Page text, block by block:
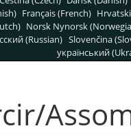
Français (French)
Norsk Nynorsk
(Russian) Slovenčina
український